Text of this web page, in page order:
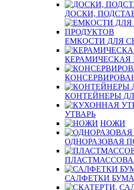
ДОСКИ,
ЕМКОСТИ ДЛЯ
КЕРАМИЧЕСКАЯ
КОНТЕЙНЕРЫ
УТВАРЬ
НОЖИ
ОДНОРАЗОВАЯ
САЛФЕТКИ